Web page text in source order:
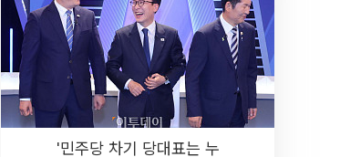
'민주당 차기 당대표는 누